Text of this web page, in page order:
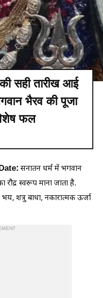
सही तारीख आई
भैरव की पूजा
फल
सनातन धर्म में भगवान
स्वरूप माना जाता है.
शत्रु बाधा, नकारात्मक ऊर्जा